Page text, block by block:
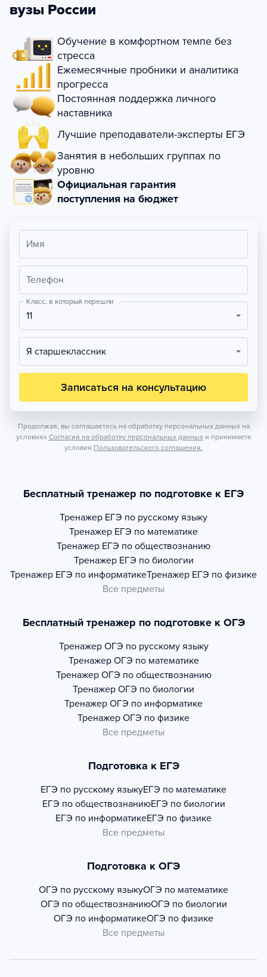
вузы России
Обучение в комфортном темпе без
стресса
Ежемесячные пробники и аналитика
прогресса
Постоянная поддержка личного
наставника
Лучшие преподаватели-эксперты ЕГЭ
Занятия в небольших группах по
уровню
Официальная гарантия
поступления на бюджет
Имя
Телефон
Класс, в который перешли
11
Я старшеклассник
Записаться на консультацию
Продолжая, вы соглашаетесь на обработку персональных данных на
условиях Согласия на обработку персональных данных и принимаете
условия Пользовательского соглашения.
Бесплатный тренажер по подготовке к ЕГЭ
Тренажер ЕГЭ по русскому языку
Тренажер ЕГЭ по математике
Тренажер ЕГЭ по обществознанию
Тренажер ЕГЭ по биологии
Тренажер ЕГЭ по информатикеТренажер ЕГЭ по физике
Все предметы
Бесплатный тренажер по подготовке к ОГЭ
Тренажер ОГЭ по русскому языку
Тренажер ОГЭ по математике
Тренажер ОГЭ по обществознанию
Тренажер ОГЭ по биологии
Тренажер ОГЭ по информатике
Тренажер ОГЭ по физике
Все предметы
Подготовка к ЕГЭ
ЕГЭ по русскому языкуЕГЭ по математике
ЕГЭ по обществознаниюЕГЭ по биологии
ЕГЭ по информатикеЕГЭ по физике
Все предметы
Подготовка к ОГЭ
ОГЭ по русскому языкуОГЭ по математике
ОГЭ по обществознаниюОГЭ по биологии
ОГЭ по информатикеОГЭ по физике
Все предметы